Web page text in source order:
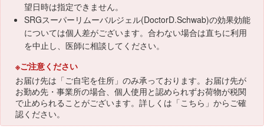
望日時は指定できません。
SRGスーパーリムーバルジェル(DoctorD.Schwab)の効果効能
については個人差がございます。合わない場合は直ちに利用
を中止し、医師に相談してください。
※ご注意ください
お届け先は「ご自宅を住所」のみ承っております。お届け先が
お勤め先・事業所の場合、個人使用と認められずお荷物が税関
で止められることがございます。詳しくは「こちら 」からご確
認ください。